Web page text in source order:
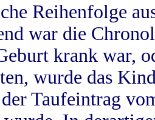
Reihenfolge
war die
krank war,
wurde das
der Taufeintrag